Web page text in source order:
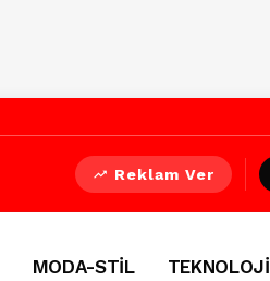
Reklam Ver
MODA-STİL TEKNOLOJİ